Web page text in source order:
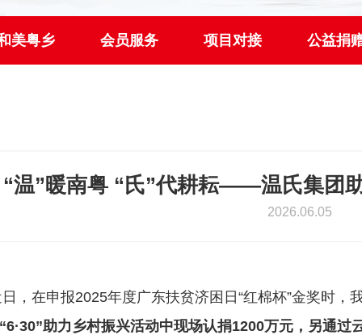
美粤乡 会员服务 项目对接 公益捐
“温”暖南粤 “氏”代耕耘——温氏集团
2026.06.05
，在申报2025年度广东扶贫济困日“红棉杯”金奖时，
助力乡村振兴活动中现场认捐1200万元，另通